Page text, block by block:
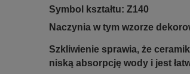
Symbol kształtu: Z140
Naczynia w tym wzorze
Szkliwienie sprawia, że
niską absorpcję wody i jest